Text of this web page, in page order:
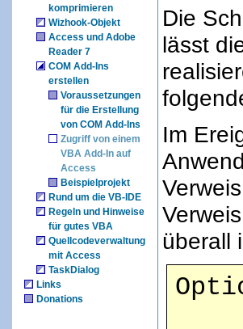
komprimieren
Wizhook-Objekt
Access und Adobe
Reader 7
COM Add-Ins
erstellen
Voraussetzungen
für die Erstellung
von COM Add-Ins
Zugriff von einem
VBA Add-In auf
Access
Beispielprojekt
Rund um die VB-IDE
Regeln und Hinweise
für gutes VBA
Quellcodeverwaltung
mit Access
TaskDialog
Links
Donations
Die
lässt
Im
überall